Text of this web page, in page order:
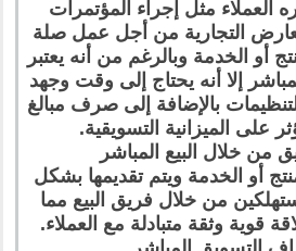
مثل إجراء المؤتمرات
التجارية من أجل عمل صلة
أو الخدمة وبالرغم من أنه يعتبر
إلا أنه يحتاج إلى وقت وجهد
بالإضافة إلى صرف مبالغ
على الميزانية التسويقية.
من خلال البيع المباشر
أو الخدمة ويتم تقديمها بشكل
من خلال فريق البيع مما
قوية وثقة متبادلة مع العملاء.